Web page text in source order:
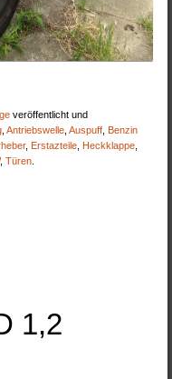
veröffentlicht und
,Antriebswelle ,Auspuff
Benzin
, Erstazteile Heckklappe
,Türen
1,2